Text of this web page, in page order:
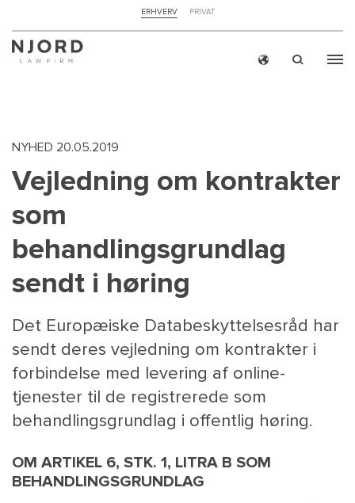
TOP
MENU
ERHVERV PRIVAT
NYHED 20.05.2019
Vejledning om kontrakter
som
behandlingsgrundlag
sendt i høring
Det Europæiske Databeskyttelsesråd har
sendt deres vejledning om kontrakter i
forbindelse med levering af online-
tjenester til de registrerede som
behandlingsgrundlag i offentlig høring.
OM ARTIKEL 6, STK. 1, LITRA B SOM
BEHANDLINGSGRUNDLAG